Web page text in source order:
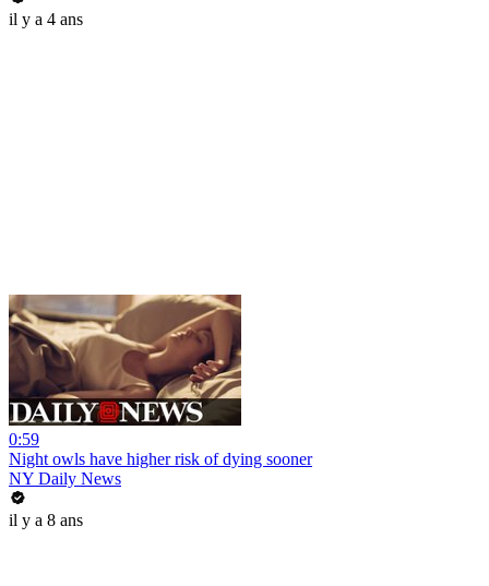
il y a 4 ans
0:59
Night owls have higher risk of dying sooner
NY Daily News
il y a 8 ans